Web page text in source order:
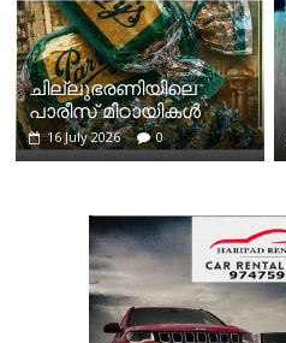
ചില്ലുഭരണിയിലെ
പാരീസ് മിഠായികള്‍
16 July 2026 0